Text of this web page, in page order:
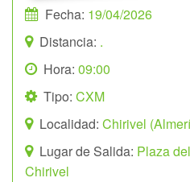
Fecha: 19/04/2026
Distancia: .
Hora: 09:00
Tipo: CXM
Localidad: Chirivel
Lugar de Salida: Plaza
Chirivel